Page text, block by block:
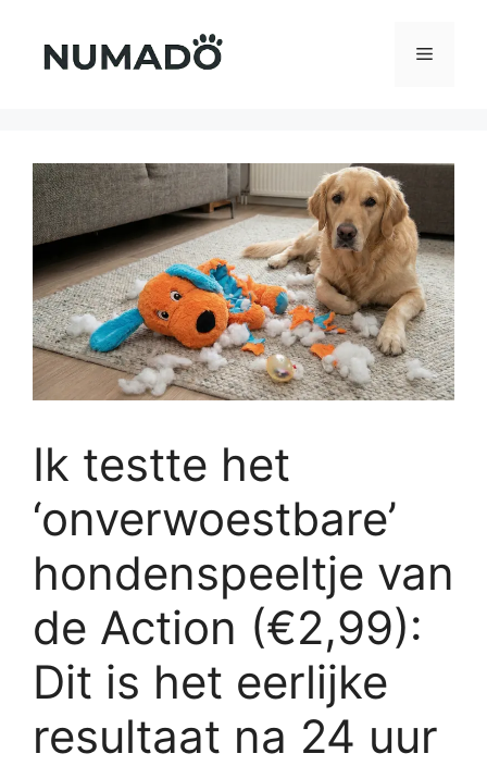
Menu
Ik testte het
‘onverwoestbare’
hondenspeeltje van
de Action (€2,99):
Dit is het eerlijke
resultaat na 24 uur